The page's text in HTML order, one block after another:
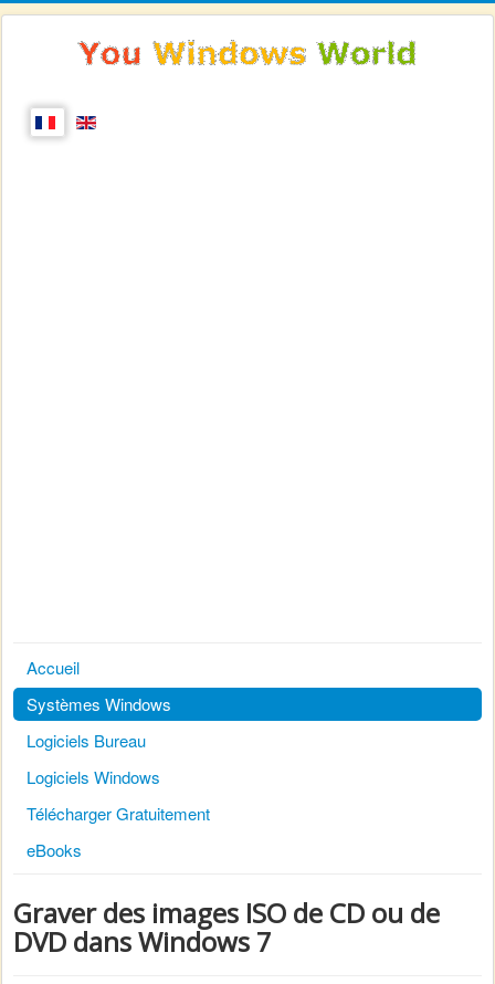
Accueil
Systèmes Windows
Logiciels Bureau
Logiciels Windows
Télécharger Gratuitement
eBooks
Graver des images ISO de CD ou de
DVD dans Windows 7